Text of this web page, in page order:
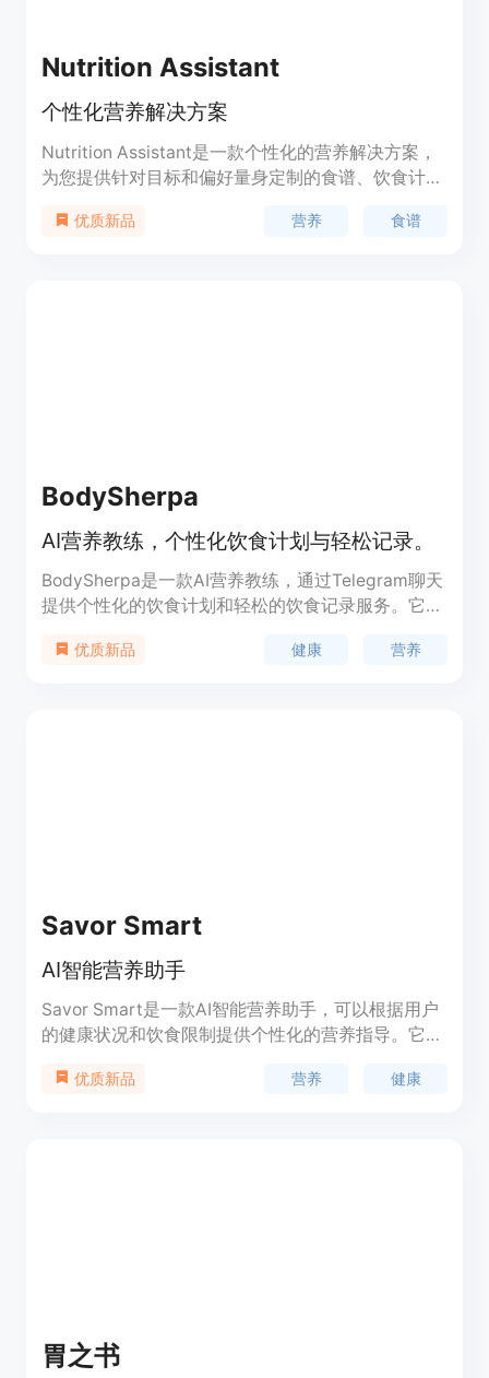
Nutrition Assistant
个性化营养解决方案
Nutrition Assistant是一款个性化的营养解决方案，
为您提供针对目标和偏好量身定制的食谱、饮食计划
受的支持，并实现健康目标，完全免费。
优质新品 营养 食谱
BodySherpa
AI营养教练，个性化饮食计划与轻松记录。
BodySherpa是一款AI营养教练，通过Telegram聊天
提供个性化的饮食计划和轻松的饮食记录服务。它利
化建议，帮助用户实现健康目标。产品背景是基于现
优质新品 健康 营养
Savor Smart
AI智能营养助手
Savor Smart是一款AI智能营养助手，可以根据用户
的健康状况和饮食限制提供个性化的营养指导。它可
肥、降低药物使用、增加能量等。定价为每月25卡塔
优质新品 营养 健康
胃之书